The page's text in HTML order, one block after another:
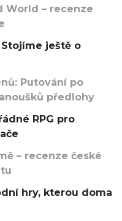
World – recenze
ještě o
Putování po
předlohy
RPG pro
– recenze české
hry, kterou doma